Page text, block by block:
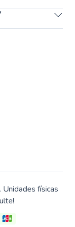
físicas